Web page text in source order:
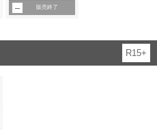
販売終了
R15+